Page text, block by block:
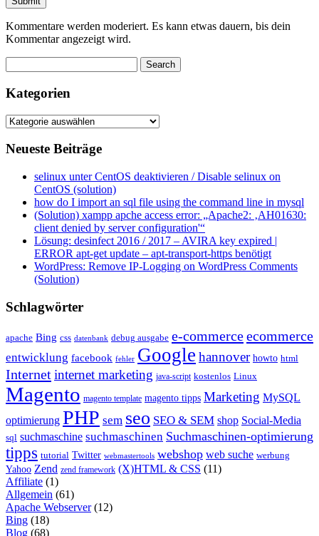
Kommentare werden moderiert. Es kann etwas dauern, bis dein
Kommentar angezeigt wird.
Kategorien
Kategorien
Neueste Beiträge
selinux unter CentOS deaktivieren / Disable selinux on
CentOS (solution)
how do I import an sql file using the command line in mysql
(Solution) xampp apche access error: „Apache2: ‚AH01630:
client denied by server configuration'“
Lösung: desinfect 2016 / 2017 – AVIRA key expired |
ERROR apt-get update – apt-transport-https benötigt
WordPress: Remove IP-Logging on WordPress Comments
(Solution)
Schlagwörter
apache Bing css datenbank debug ausgabe e-commerceecommerce
entwicklung facebook fehler Google hannover howto html
Internetinternet marketing java-script kostenlos Linux
Magento magento template magento tipps Marketing MySQL
optimierung PHP sem seo SEO & SEM shop Social-Media
sql suchmaschine suchmaschinen Suchmaschinen-optimierung
tipps tutorial Twitter webmastertools webshop web suche werbung
Yahoo Zend zend framework (X)HTML & CSS (11)
Affiliate (1)
Allgemein (61)
Apache Webserver(12)
Bing (18)
Blog (68)